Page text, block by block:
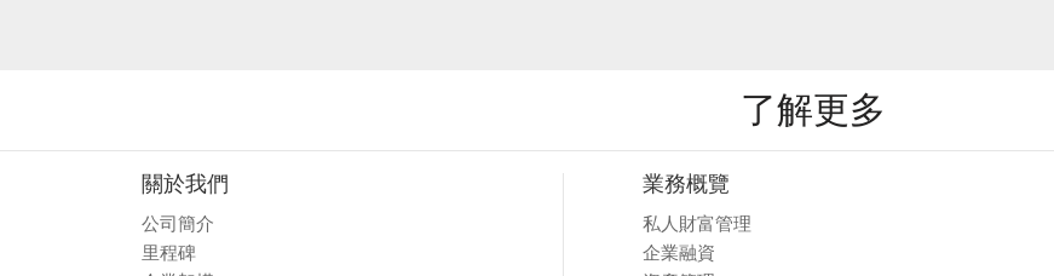
了解更多
關於我們
公司簡介
里程碑
業務概覽
私人財富管理
企業融資